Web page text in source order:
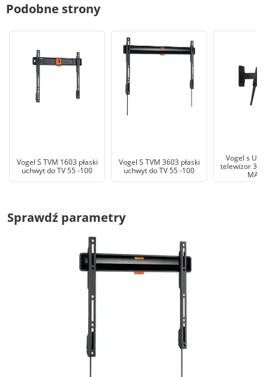
Podobne strony
Vogel S TVM 1603 płaski
uchwyt do TV 55 -100
Vogel S TVM 3603 płaski
uchwyt do TV 55 -100
Vogel s
telewizor 32 -
Sprawdź parametry